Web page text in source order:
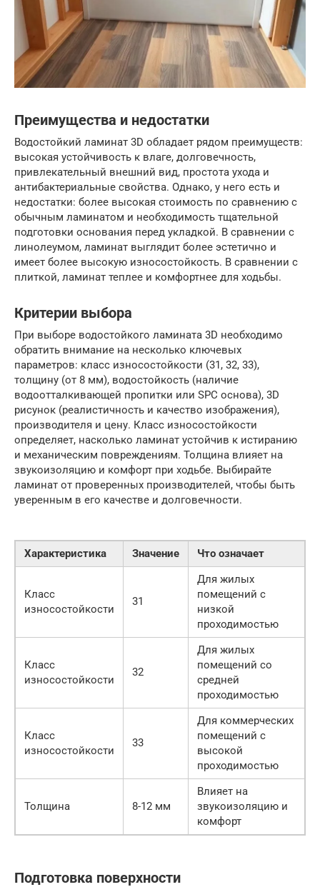
Преимущества и недостатки
Водостойкий ламинат 3D обладает рядом преимуществ:
высокая устойчивость к влаге, долговечность,
привлекательный внешний вид, простота ухода и
антибактериальные свойства. Однако, у него есть и
недостатки: более высокая стоимость по сравнению с
обычным ламинатом и необходимость тщательной
подготовки основания перед укладкой. В сравнении с
линолеумом, ламинат выглядит более эстетично и
имеет более высокую износостойкость. В сравнении с
плиткой, ламинат теплее и комфортнее для ходьбы.
Критерии выбора
При выборе водостойкого ламината 3D необходимо
обратить внимание на несколько ключевых
параметров: класс износостойкости (31, 32, 33),
толщину (от 8 мм), водостойкость (наличие
водоотталкивающей пропитки или SPC основа), 3D
рисунок (реалистичность и качество изображения),
производителя и цену. Класс износостойкости
определяет, насколько ламинат устойчив к истиранию
и механическим повреждениям. Толщина влияет на
звукоизоляцию и комфорт при ходьбе. Выбирайте
ламинат от проверенных производителей, чтобы быть
уверенным в его качестве и долговечности.
Характеристика Значение Что означает
Класс
износостойкости
31
Для жилых
помещений с
низкой
проходимостью
Класс
износостойкости
32
Для жилых
помещений со
средней
проходимостью
Класс
износостойкости
33
Для коммерческих
помещений с
высокой
проходимостью
Толщина 8-12 мм
Влияет на
звукоизоляцию и
комфорт
Подготовка поверхности